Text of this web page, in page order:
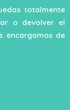
totalmente
o devolver el
encargamos de